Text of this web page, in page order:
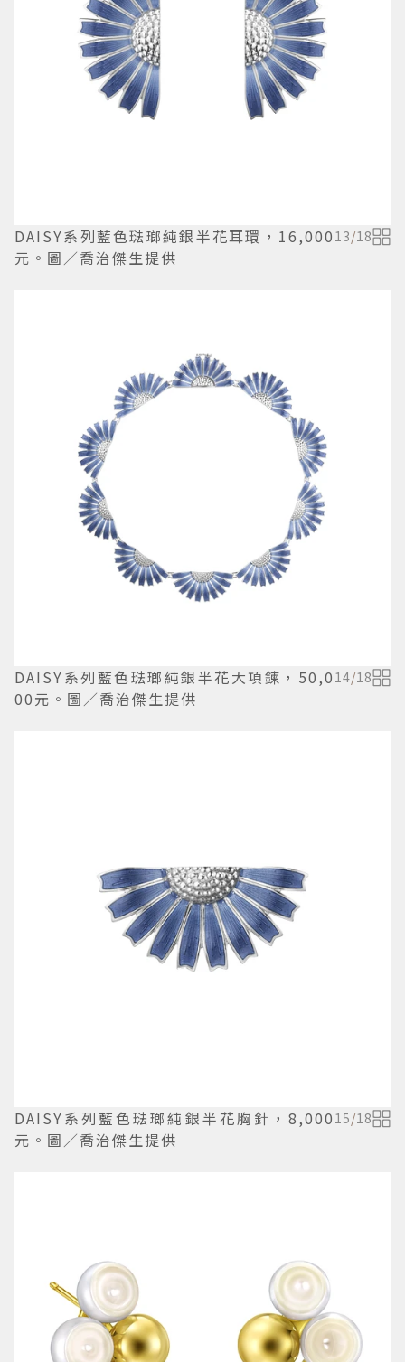
DAISY系列藍色琺瑯純銀半花耳環，16,000
元。圖／喬治傑生提供
13/18
DAISY系列藍色琺瑯純銀半花大項鍊，50,0
00元。圖／喬治傑生提供
14/18
DAISY系列藍色琺瑯純銀半花胸針，8,000
元。圖／喬治傑生提供
15/18